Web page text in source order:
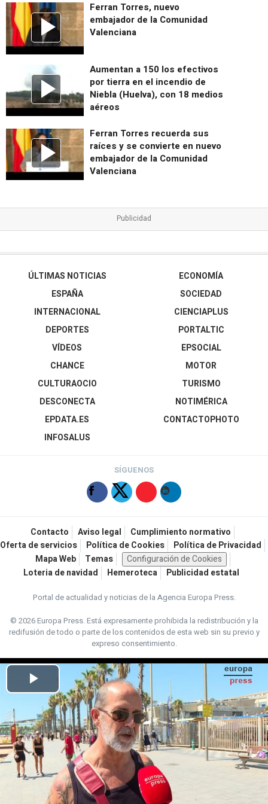
Ferran Torres, nuevo
embajador de la Comunidad
Valenciana
Aumentan a 150 los efectivos
por tierra en el incendio de
Niebla (Huelva), con 18 medios
aéreos
Ferran Torres recuerda sus
raíces y se convierte en nuevo
embajador de la Comunidad
Valenciana
ÚLTIMAS NOTICIAS
ESPAÑA
INTERNACIONAL
DEPORTES
VÍDEOS
ECONOMÍA
SOCIEDAD
CIENCIAPLUS
PORTALTIC
EPSOCIAL
CHANCE
CULTURAOCIO
DESCONECTA
EPDATA.ES
INFOSALUS
MOTOR
TURISMO
NOTIMÉRICA
CONTACTOPHOTO
SÍGUENOS
Contacto Aviso legal
Cumplimiento normativo
Oferta de servicios
Política de Cookies
Política de Privacidad
Mapa Web
Temas
Configuración de Cookies
Loteria de navidad
Hemeroteca Publicidad estatal
Portal de actualidad y noticias de la Agencia Europa Press.
© 2026 Europa Press.Está expresamente prohibida la redistribución y la
redifusión de todo o parte de los contenidos de esta web sin su previo y
expreso consentimiento.